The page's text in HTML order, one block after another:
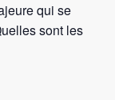
qui se
sont les